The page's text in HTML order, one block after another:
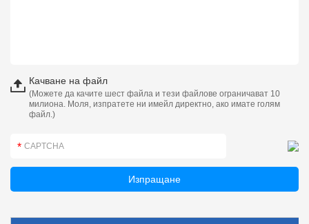
Качване на файл
(Можете да качите шест файла и тези файлове ограничават 10
милиона. Моля, изпратете ни имейл директно, ако имате голям
файл.)